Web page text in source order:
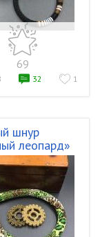
69
32 1
шнур
леопард»